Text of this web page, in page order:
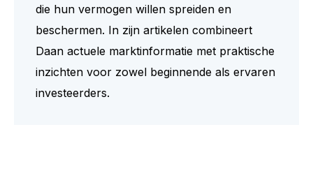
die hun vermogen willen spreiden en
beschermen. In zijn artikelen combineert
Daan actuele marktinformatie met praktische
inzichten voor zowel beginnende als ervaren
investeerders.